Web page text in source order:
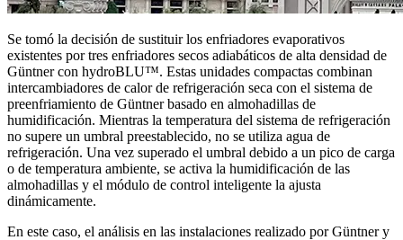
Se tomó la decisión de sustituir los enfriadores evaporativos
existentes por tres enfriadores secos adiabáticos de alta densidad de
Güntner con hydroBLU™. Estas unidades compactas combinan
intercambiadores de calor de refrigeración seca con el sistema de
preenfriamiento de Güntner basado en almohadillas de
humidificación. Mientras la temperatura del sistema de refrigeración
no supere un umbral preestablecido, no se utiliza agua de
refrigeración. Una vez superado el umbral debido a un pico de carga
o de temperatura ambiente, se activa la humidificación de las
almohadillas y el módulo de control inteligente la ajusta
dinámicamente.
En este caso, el análisis en las instalaciones realizado por Güntner y